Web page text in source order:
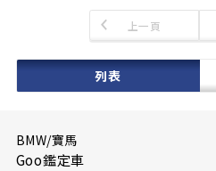
上一頁
列表
BMW/寶馬
Goo鑑定車